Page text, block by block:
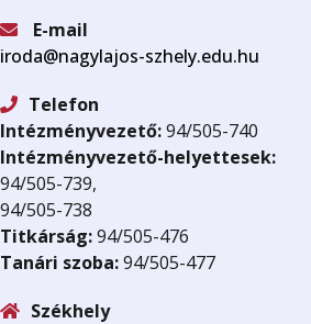
E-mail
iroda@nagylajos-szhely.edu.hu
Telefon
Intézményvezető:94/505-740
Intézményvezető-helyettesek:
94/505-739,
94/505-738
Titkárság:94/505-476
Tanári szoba:94/505-477
Székhely